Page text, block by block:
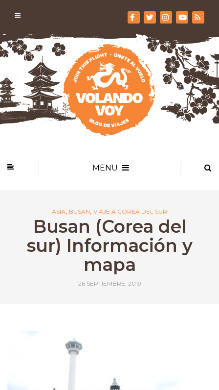
MENU
ASIA, BUSAN, VIAJE A COREA DEL SUR
Busan (Corea del
sur) Información y
mapa
26 SEPTIEMBRE, 2019